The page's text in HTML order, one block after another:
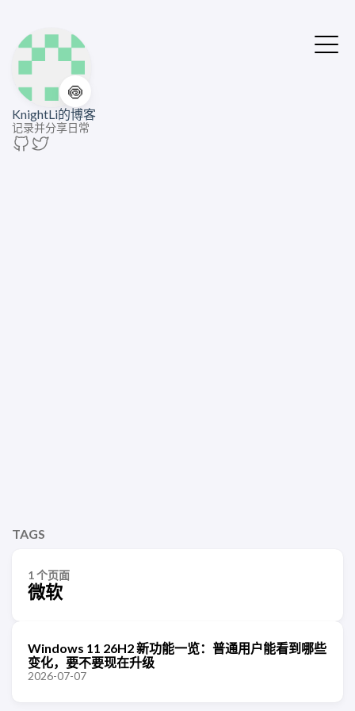
🍥
KnightLi的博客
记录并分享日常
TAGS
1 个页面
微软
Windows 11 26H2 新功能一览：普通用户能看到哪些
变化，要不要现在升级
2026-07-07